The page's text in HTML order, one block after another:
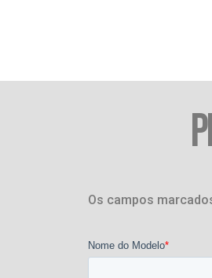
Os campos